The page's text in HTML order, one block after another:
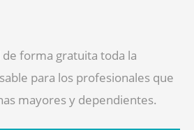
de forma gratuita toda la
para los profesionales que
mayores y dependientes.